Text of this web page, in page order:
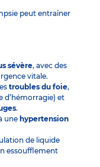
peut entraîner
sévère, avec des
vitale.
troubles du foie,
d’hémorragie) et
.
une hypertension
de liquide
essoufflement